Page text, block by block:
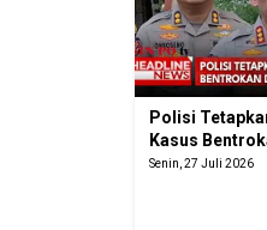
Polisi
Kasus
Senin, 27 Juli 2026